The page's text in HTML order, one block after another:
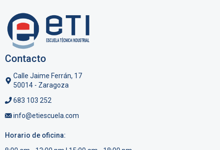
Contacto
Calle Jaime Ferrán, 17
50014 - Zaragoza
683 103 252
info@etiescuela.com
Horario de oficina: